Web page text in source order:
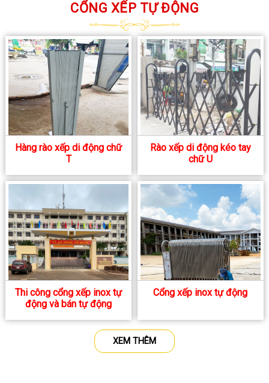
CỔNG XẾP TỰ ĐỘNG
Hàng rào xếp di động chữ
T
Rào xếp di động kéo tay
chữ U
Thi công cổng xếp inox tự
động và bán tự động
Cổng xếp inox tự động
XEM THÊM